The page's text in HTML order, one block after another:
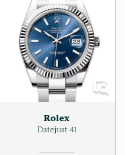
Rolex
Datejust 41